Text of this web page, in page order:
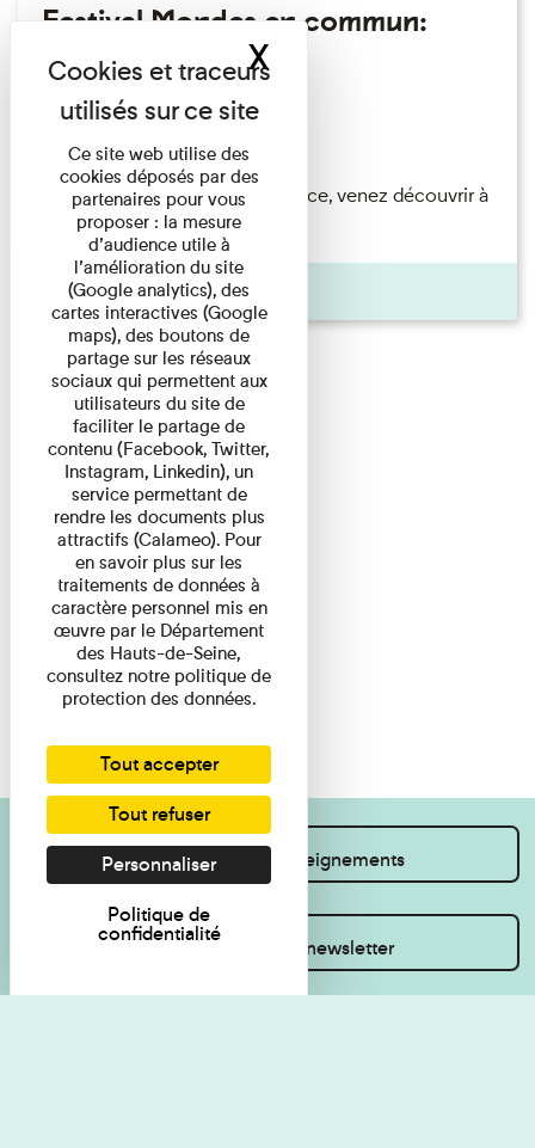
Festival Mondes en commun:
visite guidée
Festival
Du 23/08/2026 au 23/08/2026
Accompagnés par une médiatrice, venez découvrir à
travers une visite du ...
Agenda
Je souhaite des renseignements
Inscrivez-vous à la newsletter
Ce site web utilise des
cookies déposés par des
partenaires pour vous
proposer : la mesure
d’audience utile à
l’amélioration du site
(Google analytics), des
cartes interactives (Google
maps), des boutons de
partage sur les réseaux
sociaux qui permettent aux
utilisateurs du site de
faciliter le partage de
contenu (Facebook, Twitter,
Instagram, Linkedin), un
service permettant de
rendre les documents plus
attractifs (Calameo). Pour
en savoir plus sur les
traitements de données à
caractère personnel mis en
œuvre par le Département
des Hauts-de-Seine,
consultez notre politique de
protection des données.
Tout accepter
Tout refuser
Personnaliser
Politique de
confidentialité
XMasquer le